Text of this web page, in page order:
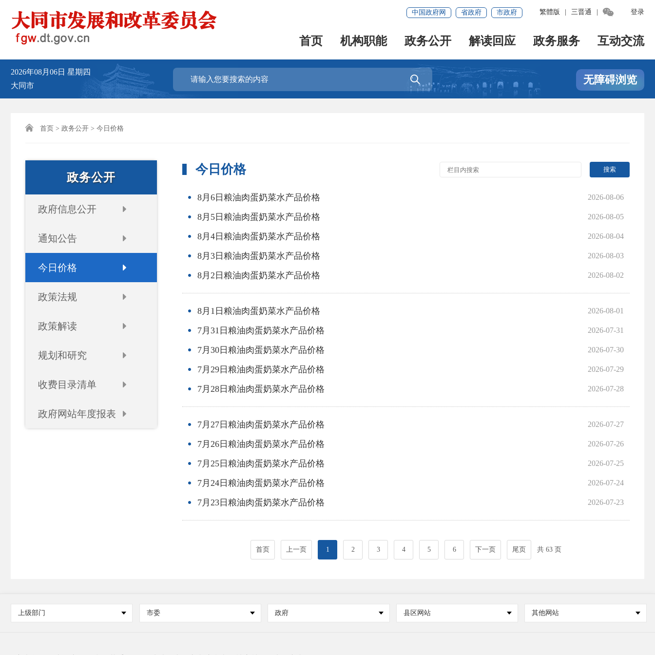
登录
繁體版 三晋通 
中国政府网 省政府 市政府
首页 机构职能 政务公开 解读回应 政务服务 互动交流
2026年08月06日 星期四
大同市
 无障碍浏览
 首页 > 政务公开 > 今日价格
政务公开
政府信息公开
通知公告
今日价格
政策法规
政策解读
规划和研究
收费目录清单
政府网站年度报表
今日价格
2026-08-06
8月6日粮油肉蛋奶菜水产品价格
2026-08-05
8月5日粮油肉蛋奶菜水产品价格
2026-08-04
8月4日粮油肉蛋奶菜水产品价格
2026-08-03
8月3日粮油肉蛋奶菜水产品价格
2026-08-02
8月2日粮油肉蛋奶菜水产品价格
2026-08-01
8月1日粮油肉蛋奶菜水产品价格
2026-07-31
7月31日粮油肉蛋奶菜水产品价格
2026-07-30
7月30日粮油肉蛋奶菜水产品价格
2026-07-29
7月29日粮油肉蛋奶菜水产品价格
2026-07-28
7月28日粮油肉蛋奶菜水产品价格
2026-07-27
7月27日粮油肉蛋奶菜水产品价格
2026-07-26
7月26日粮油肉蛋奶菜水产品价格
2026-07-25
7月25日粮油肉蛋奶菜水产品价格
2026-07-24
7月24日粮油肉蛋奶菜水产品价格
2026-07-23
7月23日粮油肉蛋奶菜水产品价格
首页 上一页 1 2 3 4 5 6 下一页 尾页 共 63 页
上级部门 市委 政府 县区网站 其他网站